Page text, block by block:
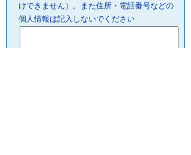
けできません）。また住所・電話番号などの
個人情報は記入しないでください